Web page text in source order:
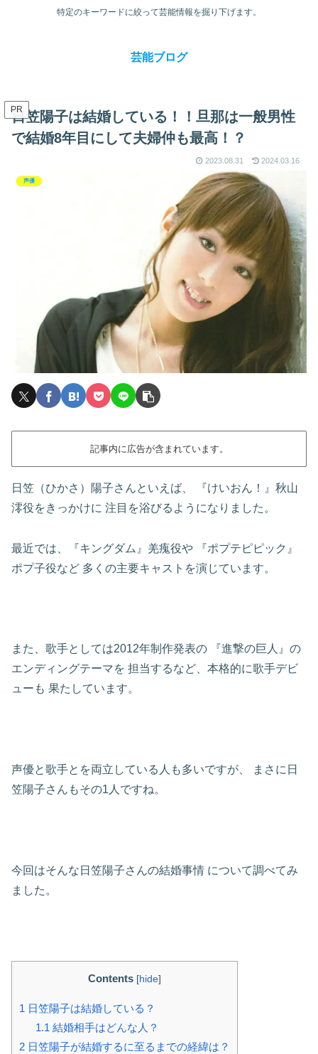
特定のキーワードに絞って芸能情報を掘り下げます。
芸能ブログ
PR
日笠陽子は結婚している！！旦那は一般男性
で結婚8年目にして夫婦仲も最高！？
2023.08.31 2024.03.16
声優
記事内に広告が含まれています。
日笠（ひかさ）陽子さんといえば、
『けいおん！』秋山
澪役をきっかけに 注目を浴びるようになりました。
最近では、『キングダム』羌瘣役や 『ポプテピピック』
ポプ子役など 多くの主要キャストを演じています。
また、歌手としては2012年制作発表の 『進撃の巨人』の
エンディングテーマを 担当するなど、本格的に歌手デビ
ューも 果たしています。
声優と歌手とを両立している人も多いですが、
まさに日
笠陽子さんもその1人ですね。
今回はそんな日笠陽子さんの結婚事情 について調べてみ
ました。
Contents [hide]
1 日笠陽子は結婚している？
1.1結婚相手はどんな人？
2 日笠陽子が結婚するに至るまでの経緯は？